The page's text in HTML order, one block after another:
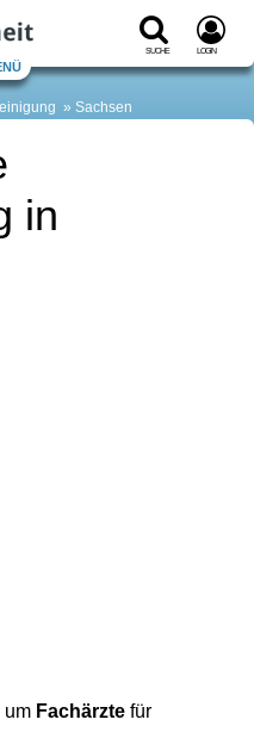
Suche Login
Sachsen
in
um Fachärzte für